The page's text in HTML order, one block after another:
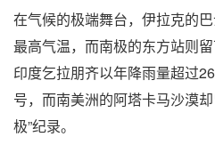
在气候的极端舞台，伊拉克的
最高气温，而南极的东方站则
印度乞拉朋齐以年降雨量超过
号，而南美洲的阿塔卡马沙漠
极”纪录。